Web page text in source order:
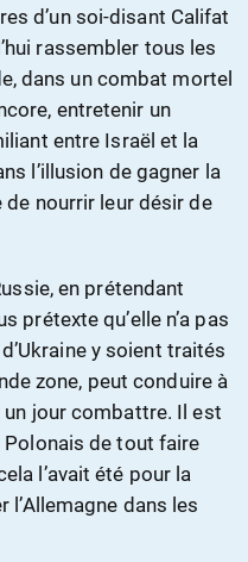
d’un soi-disant Califat
rassembler tous les
dans un combat mortel
entretenir un
entre Israël et la
l’illusion de gagner la
nourrir leur désir de
en prétendant
prétexte qu’elle n’a pas
y soient traités
zone, peut conduire à
un jour combattre. Il est
de tout faire
l’avait été pour la
dans les